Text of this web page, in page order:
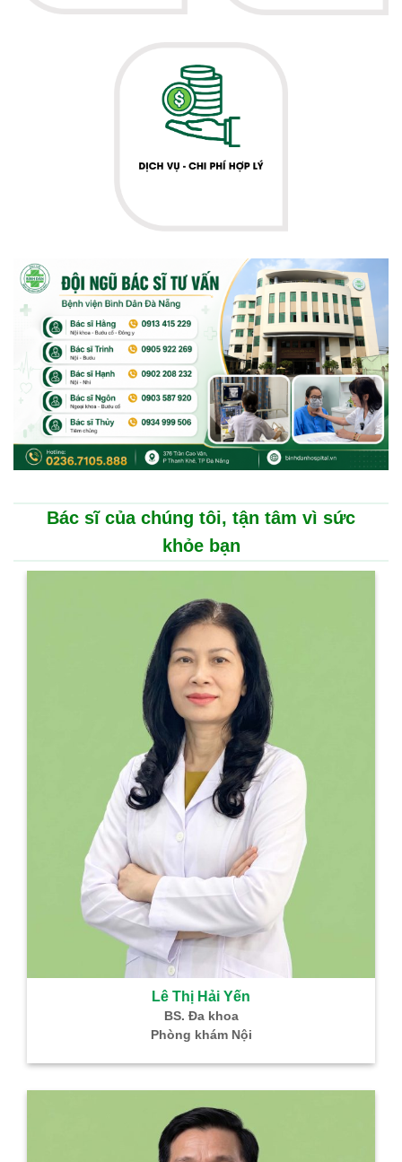
Bác sĩ của chúng tôi, tận tâm vì sức
khỏe bạn
Lê Thị Hải Yến
BS. Đa khoa
Phòng khám Nội